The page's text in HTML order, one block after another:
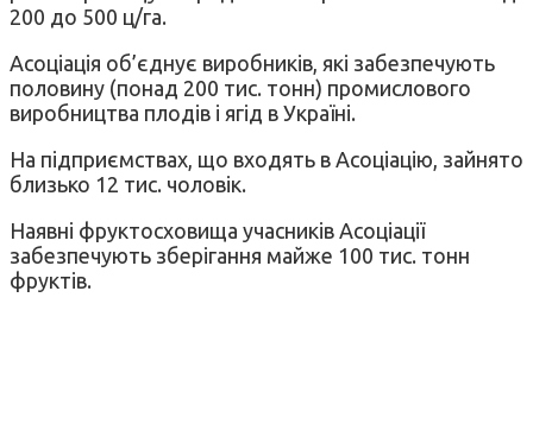
200 до 500 ц/га.
Асоціація об’єднує виробників, які забезпечують
половину (понад 200 тис. тонн) промислового
виробництва плодів і ягід в Україні.
На підприємствах, що входять в Асоціацію, зайнято
близько 12 тис. чоловік.
Наявні фруктосховища учасників Асоціації
забезпечують зберігання майже 100 тис. тонн
фруктів.